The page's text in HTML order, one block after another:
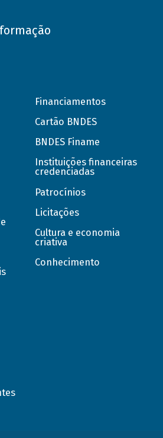
Financiamentos
Cartão BNDES
BNDES Finame
Instituições financeiras
credenciadas
Patrocínios
Licitações
Cultura e economia
criativa
Conhecimento